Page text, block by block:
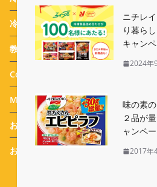
冷凍生活アドバイザー 西川式ホーム
教えて！実花先生 冷凍食品アレンジ
Column
Message(44)
おすすめ 冷凍食品(114)
おまけ
ニチレ
り暮ら
キャン
2024年
味の素
２品が
ャンペ
2017年